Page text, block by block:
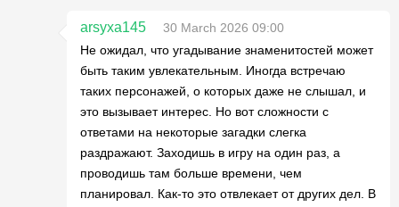
arsyxa145
30 March 2026 09:00
Не ожидал, что угадывание знаменитостей может
быть таким увлекательным. Иногда встречаю
таких персонажей, о которых даже не слышал, и
это вызывает интерес. Но вот сложности с
ответами на некоторые загадки слегка
раздражают. Заходишь в игру на один раз, а
проводишь там больше времени, чем
планировал. Как-то это отвлекает от других дел. В